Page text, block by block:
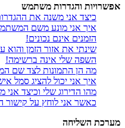
אפשרויות והגדרות משתמש
כיצד אני משנה את
איך אני מונע משם
הזמנים אינם נכונים!
שינתי את אזור הזמן והוא
השפה שלי אינה ברשימה!
מה הן התמונות לצד שם
איך אני יכול להציג סמל
מהו הדירוג שלי וכיצד אני
כאשר אני לוחץ על
מערכת השליחה